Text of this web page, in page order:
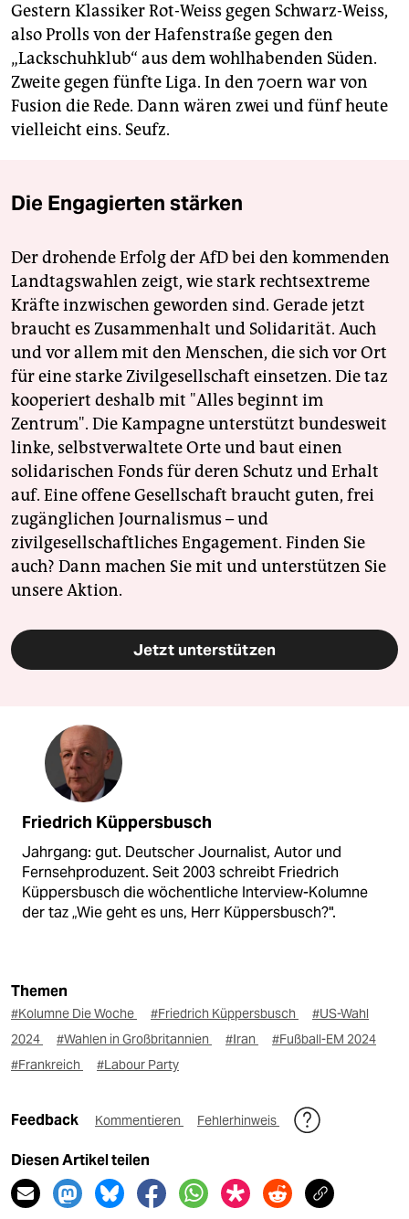
Gestern Klassiker Rot-Weiss gegen Schwarz-Weiss,
also Prolls von der Hafenstraße gegen den
„Lackschuhklub“ aus dem wohlhabenden Süden.
Zweite gegen fünfte Liga. In den 70ern war von
Fusion die Rede. Dann wären zwei und fünf heute
vielleicht eins. Seufz.
Die Engagierten stärken
Der drohende Erfolg der AfD bei den kommenden
Landtagswahlen zeigt, wie stark rechtsextreme
Kräfte inzwischen geworden sind. Gerade jetzt
braucht es Zusammenhalt und Solidarität. Auch
und vor allem mit den Menschen, die sich vor Ort
für eine starke Zivilgesellschaft einsetzen. Die taz
kooperiert deshalb mit "Alles beginnt im
Zentrum". Die Kampagne unterstützt bundesweit
linke, selbstverwaltete Orte und baut einen
solidarischen Fonds für deren Schutz und Erhalt
auf. Eine offene Gesellschaft braucht guten, frei
zugänglichen Journalismus – und
zivilgesellschaftliches Engagement. Finden Sie
auch? Dann machen Sie mit und unterstützen Sie
unsere Aktion.
Jetzt unterstützen
Friedrich Küppersbusch
Jahrgang: gut. Deutscher Journalist, Autor und
Fernsehproduzent. Seit 2003 schreibt Friedrich
Küppersbusch die wöchentliche Interview-Kolumne
der taz „Wie geht es uns, Herr Küppersbusch?".
Themen
#Kolumne Die Woche #Friedrich Küppersbusch
#US-Wahl
2024
#Wahlen in Großbritannien #Iran
#Fußball-EM 2024
#Frankreich
#Labour Party
Feedback Kommentieren Fehlerhinweis
Diesen Artikel teilen